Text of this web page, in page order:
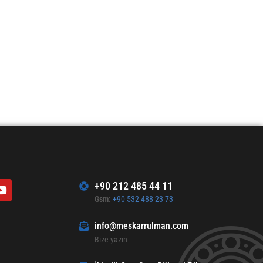
+90 212 485 44 11
Gsm: +90 532 488 23 73
info@meskarrulman.com
Bize yazın